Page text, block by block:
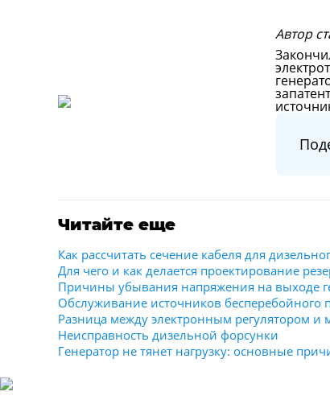
Автор
Читайте еще
Как рассчитать сечение кабеля для
Для чего и как делается проектирование
Причины убывания напряжения на выходе
Обслуживание источников бесперебойного
Разница между электронным регулятором и
Неисправность дизельной форсунки
Генератор не тянет нагрузку: основные